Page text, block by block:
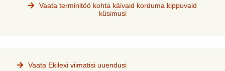
Vaata terminitöö kohta käivaid korduma kippuvaid
küsimusi
Vaata Ekilexi viimatisi uuendusi